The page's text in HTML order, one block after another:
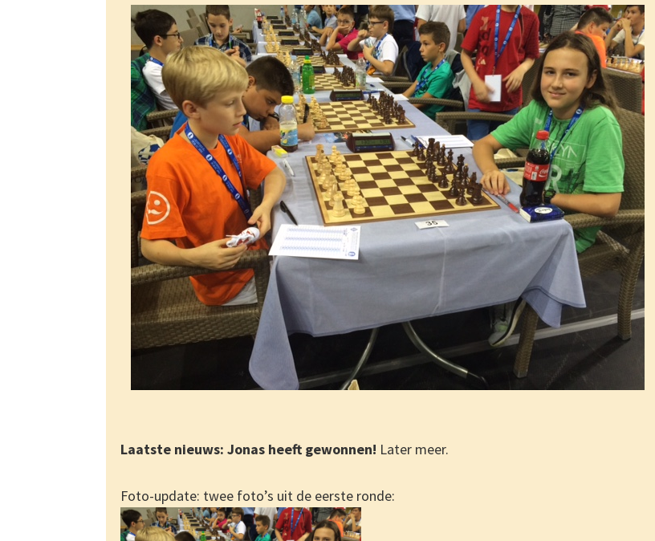
Laatste nieuws: Jonas heeft gewonnen! Later meer.
Foto-update: twee foto’s uit de eerste ronde: